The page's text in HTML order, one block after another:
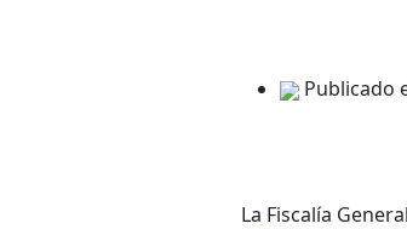
Publicado
La Fiscalía